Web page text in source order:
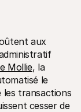
aux
Mollie, la
le
les transactions
cesser de